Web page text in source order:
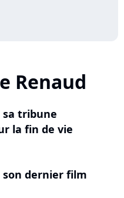
Renaud
sa tribune
la fin de vie
son dernier film